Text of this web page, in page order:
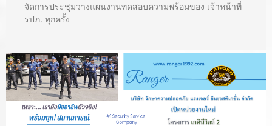
จัดการประชุมวางแผนงานทดสอบความพร้อมของ เจ้าหน้าที่
รปภ. ทุกครั้ง